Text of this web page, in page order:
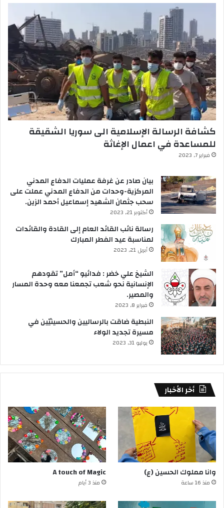
كشافة الرسالة الإسلامية الى سوريا الشقيقة
للمساعدة في اعمال الإغاثة
فبراير 7, 2023
بيان صادر عن غرفة عمليات الدفاع المدني
المركزية-وحدات من الدفاع المدني عملت على
سحب جثمان الشهيد إسماعيل أحمد الزين.
أكتوبر 21, 2023
رسالة نائب القائد العام إلى القادة والقائدات
لمناسبة عيد الفطر المبارك
أبريل 21, 2023
الشيخ علي خضر : فدائيو “أمل” تقودهم
الإنسانية نحو شعب تجمعنا معه وحدة المسار
والمصير.
فبراير 8, 2023
النبطية ضاقت بالرساليين والحسينيّين في
مسيرة تجديد الولاء
يوليو 31, 2023
أخر الأخبار
وانا مملوك الحسين (ع)
منذ 16 ساعة
A touch of Magic
منذ 3 أيام